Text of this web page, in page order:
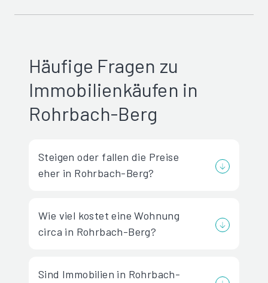
Häufige Fragen zu
Immobilienkäufen in
Rohrbach-Berg
Steigen oder fallen die Preise
eher in Rohrbach-Berg?
Wie viel kostet eine Wohnung
circa in Rohrbach-Berg?
Sind Immobilien in Rohrbach-